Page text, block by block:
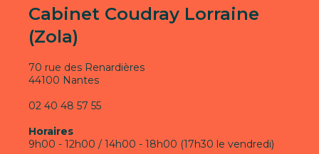
Cabinet Coudray Lorraine
(Zola)
70 rue des Renardières
44100 Nantes
02 40 48 57 55
Horaires
9h00 - 12h00 / 14h00 - 18h00 (17h30 le vendredi)